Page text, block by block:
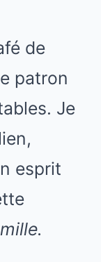
de
patron
Je
esprit